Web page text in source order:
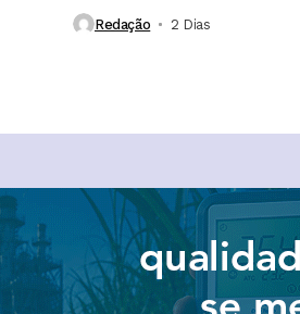
Redação 2 Dias ⁮